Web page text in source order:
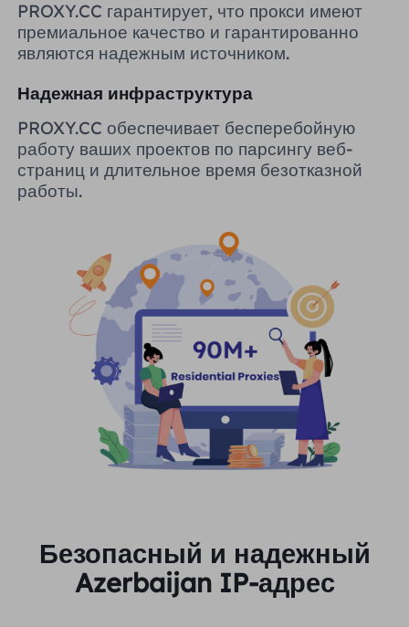
PROXY.CC гарантирует, что прокси имеют
премиальное качество и гарантированно
являются надежным источником.
Надежная инфраструктура
PROXY.CC обеспечивает бесперебойную
работу ваших проектов по парсингу веб-
страниц и длительное время безотказной
работы.
Безопасный и надежный
Azerbaijan IP-адрес